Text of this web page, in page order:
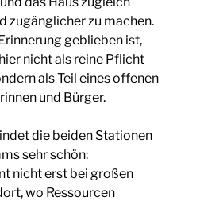
zugänglicher zu machen.
geblieben ist,
nicht als reine Pflicht
als Teil eines offenen
und Bürger.
die beiden Stationen
sehr schön:
nicht erst bei großen
wo Ressourcen